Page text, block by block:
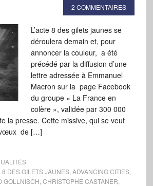
2 COMMENTAIRES
L’acte 8 des gilets jaunes se
déroulera demain et, pour
annoncer la couleur, a été
précédé par la diffusion d’une
lettre adressée à Emmanuel
Macron sur la page Facebook
du groupe « La France en
colère », validée par 300 000
la presse. Cette missive, qui se veut
vœux de […]
8 DES GILETS JAUNES, ADVANCING CITIES,
GOLLNISCH CHRISTOPHE CASTANER